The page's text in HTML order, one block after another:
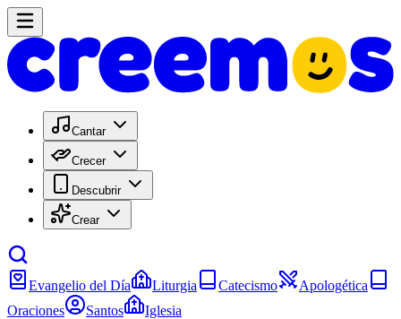
Cantar
Crecer
Descubrir
Crear
Evangelio del Día Liturgia Catecismo
Apologética
Oraciones
Santos
Iglesia